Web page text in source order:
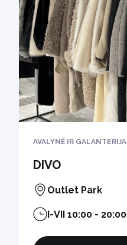
AVALYNĖ IR GALANTERIJA
DIVO
Outlet Park
I-VII 10:00 - 20:00